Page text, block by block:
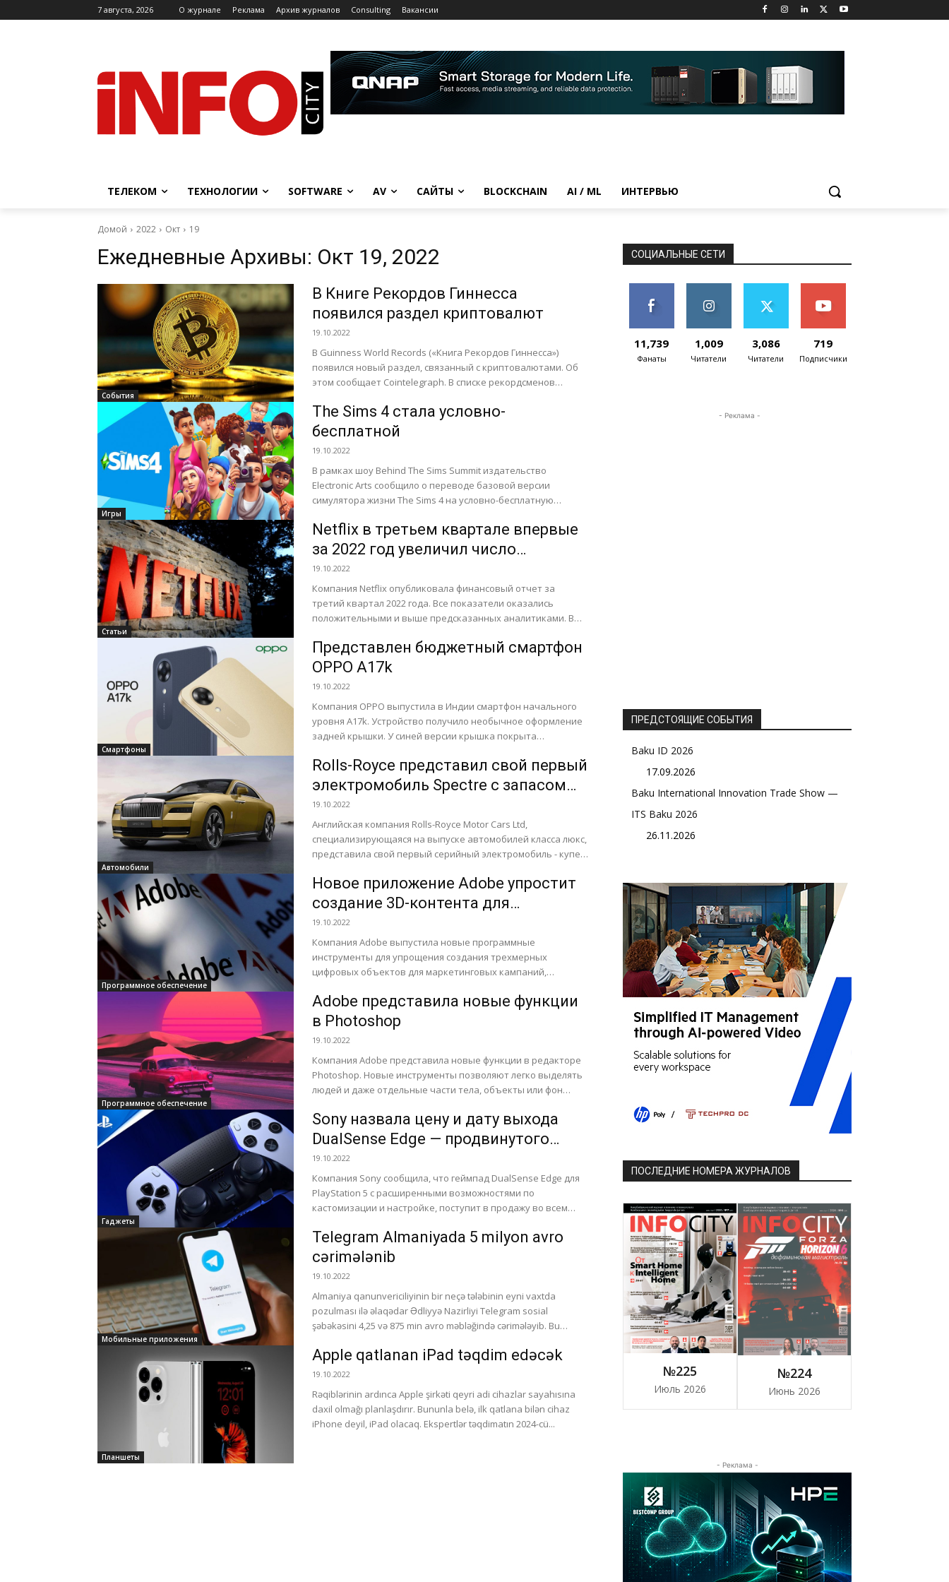
7 августа, 2026 O журнале Реклама Архив журналов Consulting Вакансии
ТЕЛЕКОМ ТЕХНОЛОГИИ SOFTWARE AV САЙТЫ BLOCKCHAIN AI / ML ИНТЕРВЬЮ
Домой 2022 Окт 19
Ежедневные Архивы: Окт 19, 2022
События
В Книге Рекордов Гиннесса
появился раздел криптовалют
19.10.2022
В Guinness World Records («Книга Рекордов Гиннесса»)
появился новый раздел, связанный с криптовалютами. Об
этом сообщает Cointelegraph. В списке рекордсменов
Игры
The Sims 4 стала условно-
бесплатной
19.10.2022
В рамках шоу Behind The Sims Summit издательство
Electronic Arts сообщило о переводе базовой версии
симулятора жизни The Sims 4 на условно-бесплатную
Статьи
Netflix в третьем квартале впервые
за 2022 год увеличил число
подписчиков
19.10.2022
Компания Netflix опубликовала финансовый отчет за
третий квартал 2022 года. Все показатели оказались
положительными и выше предсказанных аналитиками. В
Смартфоны
Представлен бюджетный смартфон
OPPO A17k
19.10.2022
Компания OPPO выпустила в Индии смартфон начального
уровня A17k. Устройство получило необычное оформление
задней крышки. У синей версии крышка покрыта
Автомобили
Rolls-Royce представил свой первый
электромобиль Spectre с запасом
хода 420 км
19.10.2022
Английская компания Rolls-Royce Motor Cars Ltd,
специализирующаяся на выпуске автомобилей класса люкс,
представила свой первый серийный электромобиль - купе
Программное обеспечение
Новое приложение Adobe упростит
создание 3D-контента для
метавселенных
19.10.2022
Компания Adobe выпустила новые программные
инструменты для упрощения создания трехмерных
цифровых объектов для маркетинговых кампаний,
контенту найдется немало...
Программное обеспечение
Adobe представила новые функции
в Photoshop
19.10.2022
Компания Adobe представила новые функции в редакторе
Photoshop. Новые инструменты позволяют легко выделять
людей и даже отдельные части тела, объекты или фон
Гаджеты
Sony назвала цену и дату выхода
DualSense Edge — продвинутого
геймпада для PS5
19.10.2022
Компания Sony сообщила, что геймпад DualSense Edge для
PlayStation 5 с расширенными возможностями по
кастомизации и настройке, поступит в продажу во всем
Мобильные приложения
Telegram Almaniyada 5 milyon avro
cərimələnib
19.10.2022
Almaniya qanunvericiliyinin bir neçə tələbinin eyni vaxtda
pozulması ilə əlaqədar Ədliyyə Nazirliyi Telegram sosial
şəbəkəsini 4,25 və 875 min avro məbləğində cərimələyib. Bu
Планшеты
Apple qatlanan iPad təqdim edəcək
19.10.2022
Rəqiblərinin ardınca Apple şirkəti qeyri adi cihazlar sayahısına
daxil olmağı planlaşdırır. Bununla belə, ilk qatlana bilən cihaz
iPhone deyil, iPad olacaq. Ekspertlər təqdimatın 2024-cü...
СОЦИАЛЬНЫЕ СЕТИ
11,739
Фанаты
1,009
Читатели
3,086
Читатели
719
Подписчики
- Реклама -
ПРЕДСТОЯЩИЕ СОБЫТИЯ
Baku ID 2026
17.09.2026
Baku International Innovation Trade Show —
ITS Baku 2026
26.11.2026
ПОСЛЕДНИЕ НОМЕРА ЖУРНАЛОВ
№225
Июль 2026
№224
Июнь 2026
- Реклама -